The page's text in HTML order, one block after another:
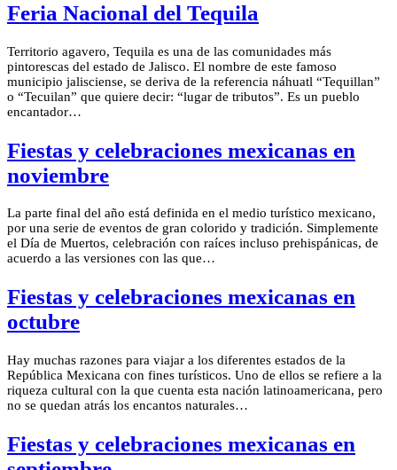
Feria Nacional del Tequila
Territorio agavero, Tequila es una de las comunidades más
pintorescas del estado de Jalisco. El nombre de este famoso
municipio jalisciense, se deriva de la referencia náhuatl “Tequillan”
o “Tecuilan” que quiere decir: “lugar de tributos”. Es un pueblo
encantador…
Fiestas y celebraciones mexicanas en
noviembre
La parte final del año está definida en el medio turístico mexicano,
por una serie de eventos de gran colorido y tradición. Simplemente
el Día de Muertos, celebración con raíces incluso prehispánicas, de
acuerdo a las versiones con las que…
Fiestas y celebraciones mexicanas en
octubre
Hay muchas razones para viajar a los diferentes estados de la
República Mexicana con fines turísticos. Uno de ellos se refiere a la
riqueza cultural con la que cuenta esta nación latinoamericana, pero
no se quedan atrás los encantos naturales…
Fiestas y celebraciones mexicanas en